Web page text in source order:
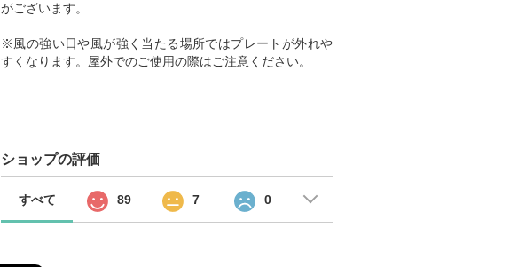
がございます。
※風の強い日や風が強く当たる場所ではプレートが外れや
すくなります。屋外でのご使用の際はご注意ください。
ショップの評価
すべて 89 7 0